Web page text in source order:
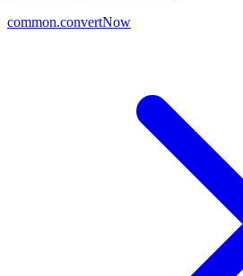
common.convertNow